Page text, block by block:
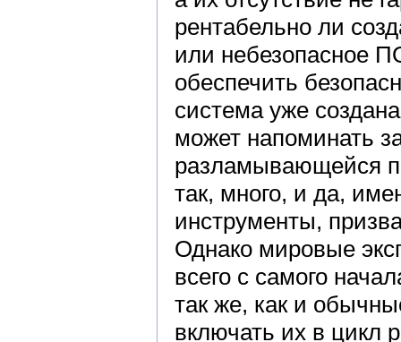
рентабельно ли
или небезопасное
обеспечить
система уже
может напоминать
разламывающейся
так, много, и да,
инструменты,
Однако мировые
всего с самого
так же, как и
включать их в цикл